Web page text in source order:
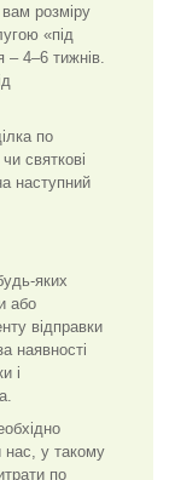
розміру
«під
– 4–6 тижнів.
по
святкові
наступний
яких
або
відправки
наявності
і
нас, у такому
по